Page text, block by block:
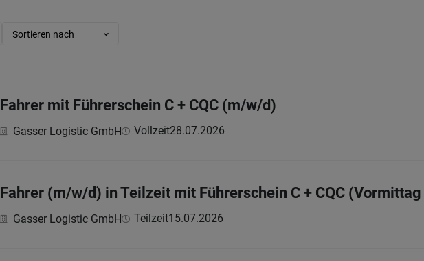
Sortieren nach
Fahrer mit Führerschein C + CQC (m/w/d)
Gasser Logistic GmbH Vollzeit28.07.2026
Fahrer (m/w/d) in Teilzeit mit Führerschein C + CQC
Gasser Logistic GmbH Teilzeit15.07.2026